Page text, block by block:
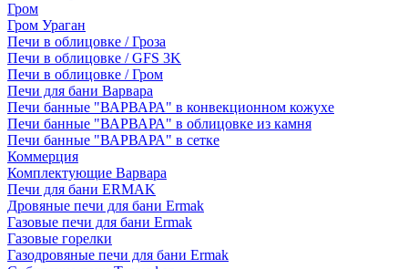
Гром
Гром Ураган
Печи в облицовке / Гроза
Печи в облицовке / GFS 3K
Печи в облицовке / Гром
Печи для бани Варвара
Печи банные "ВАРВАРА" в конвекционном кожухе
Печи банные "ВАРВАРА" в облицовке из камня
Печи банные "ВАРВАРА" в сетке
Коммерция
Комплектующие Варвара
Печи для бани ERMAK
Дровяные печи для бани Ermak
Газовые печи для бани Ermak
Газовые горелки
Газодровяные печи для бани Ermak